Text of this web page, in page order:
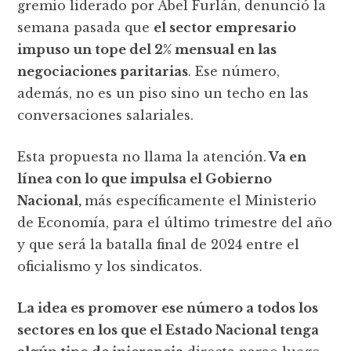
gremio liderado por Abel Furlán, denunció la
semana pasada que el sector empresario
impuso un tope del 2% mensual en las
negociaciones paritarias. Ese número,
además, no es un piso sino un techo en las
conversaciones salariales.
Esta propuesta no llama la atención.Va en
línea con lo que impulsa el Gobierno
Nacional,más específicamente el Ministerio
de Economía, para el último trimestre del año
y que será la batalla final de 2024 entre el
oficialismo y los sindicatos.
La idea es promover ese número a todos los
sectores en los que el Estado Nacional tenga